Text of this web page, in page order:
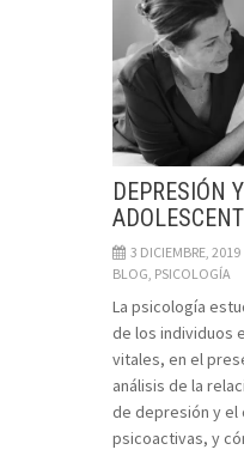
DEPRESIÓN
3 DICIEMBRE, 2019
BLOG, PSICOLOGÍA
La psicología
de los individuos
vitales, en el
análisis de la
de depresión y el
psicoactivas, y